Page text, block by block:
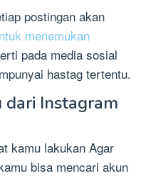
postingan akan
menemukan
pada media sosial
hastag tertentu.
Instagram
kamu lakukan Agar
bisa mencari akun